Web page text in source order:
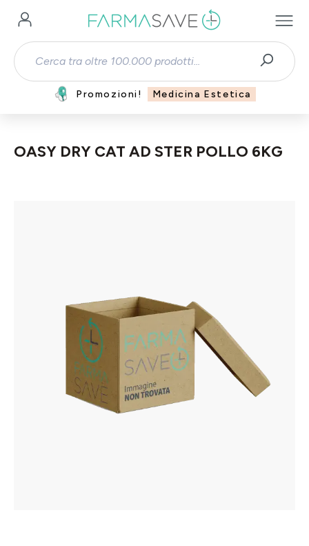
Passa al contenuto principale
Promozioni! Medicina Estetica
OASY DRY CAT AD STER POLLO 6KG